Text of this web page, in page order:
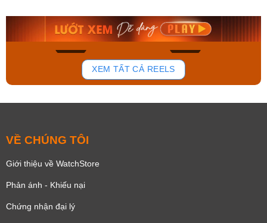
313
Mua ngay Mua ngay
XEM TẤT CẢ REELS
VỀ CHÚNG TÔI
Giới thiệu về WatchStore
Phản ánh - Khiếu nại
Chứng nhận đại lý